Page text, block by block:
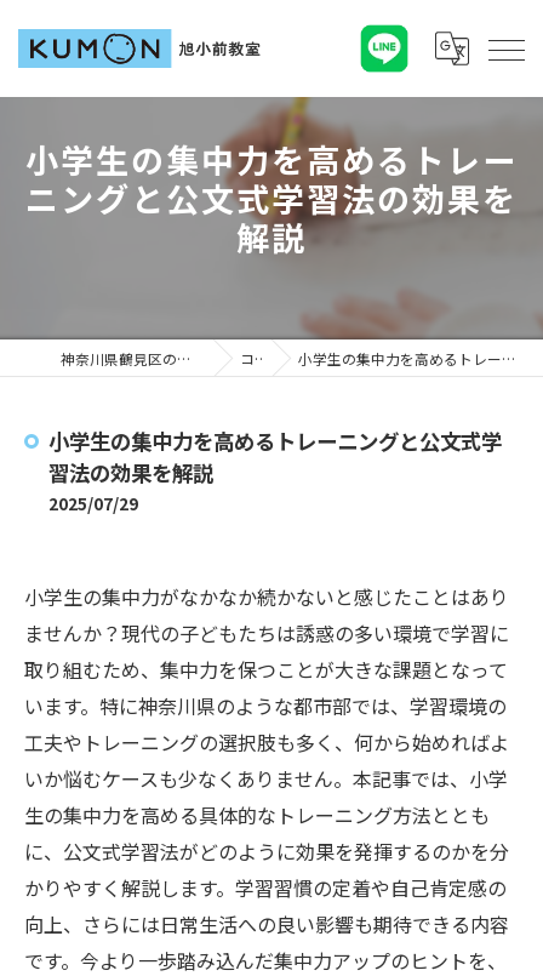
小学生の集中力を高めるトレー
ニングと公文式学習法の効果を
解説
神奈川県鶴見区の塾ならKUMON旭小前教室 コラム 小学生の集中力を高めるトレーニングと公文式学習法の効果を解説
小学生の集中力を高めるトレーニングと公文式学
習法の効果を解説
2025/07/29
小学生の集中力がなかなか続かないと感じたことはあり
ませんか？現代の子どもたちは誘惑の多い環境で学習に
取り組むため、集中力を保つことが大きな課題となって
います。特に神奈川県のような都市部では、学習環境の
工夫やトレーニングの選択肢も多く、何から始めればよ
いか悩むケースも少なくありません。本記事では、小学
生の集中力を高める具体的なトレーニング方法ととも
に、公文式学習法がどのように効果を発揮するのかを分
かりやすく解説します。学習習慣の定着や自己肯定感の
向上、さらには日常生活への良い影響も期待できる内容
です。今より一歩踏み込んだ集中力アップのヒントを、